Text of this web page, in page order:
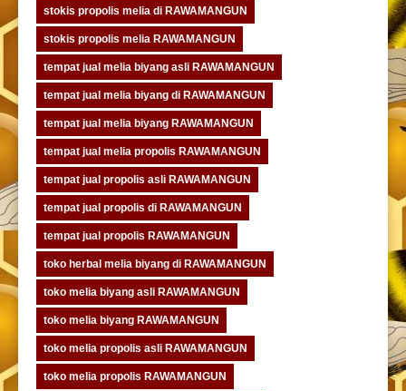
stokis propolis melia di RAWAMANGUN
stokis propolis melia RAWAMANGUN
tempat jual melia biyang asli RAWAMANGUN
tempat jual melia biyang di RAWAMANGUN
tempat jual melia biyang RAWAMANGUN
tempat jual melia propolis RAWAMANGUN
tempat jual propolis asli RAWAMANGUN
tempat jual propolis di RAWAMANGUN
tempat jual propolis RAWAMANGUN
toko herbal melia biyang di RAWAMANGUN
toko melia biyang asli RAWAMANGUN
toko melia biyang RAWAMANGUN
toko melia propolis asli RAWAMANGUN
toko melia propolis RAWAMANGUN